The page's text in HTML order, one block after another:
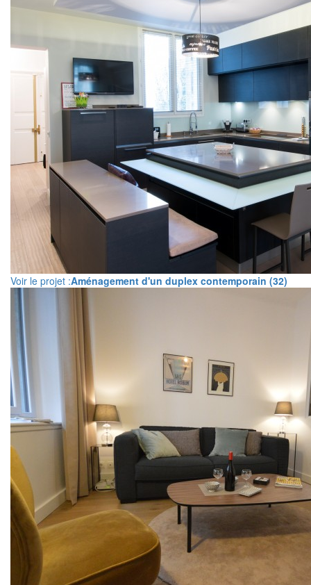
Voir le projet :Aménagement d'un duplex contemporain (32)